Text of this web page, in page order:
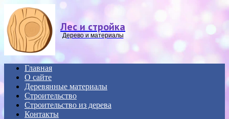
Лес и стройка
Дерево и материалы
Главная
О сайте
Деревянные материалы
Строительство
Строительство из дерева
Контакты